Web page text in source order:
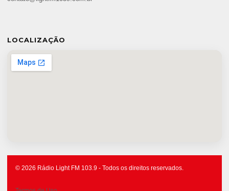
LOCALIZAÇÃO
© 2026 Rádio Light FM 103.9 - Todos os direitos reservados.